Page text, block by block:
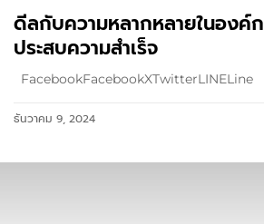
ดีลกับความหลากหลายในองค์ก
ประสบความสำเร็จ
FacebookFacebookXTwitterLINELine
ธันวาคม 9, 2024